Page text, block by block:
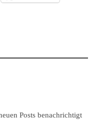
Posts benachrichtigt